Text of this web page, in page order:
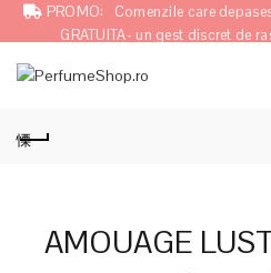
PROMO:
Comenzile care
GRATUITA- un gest discret de
AMOUAGE